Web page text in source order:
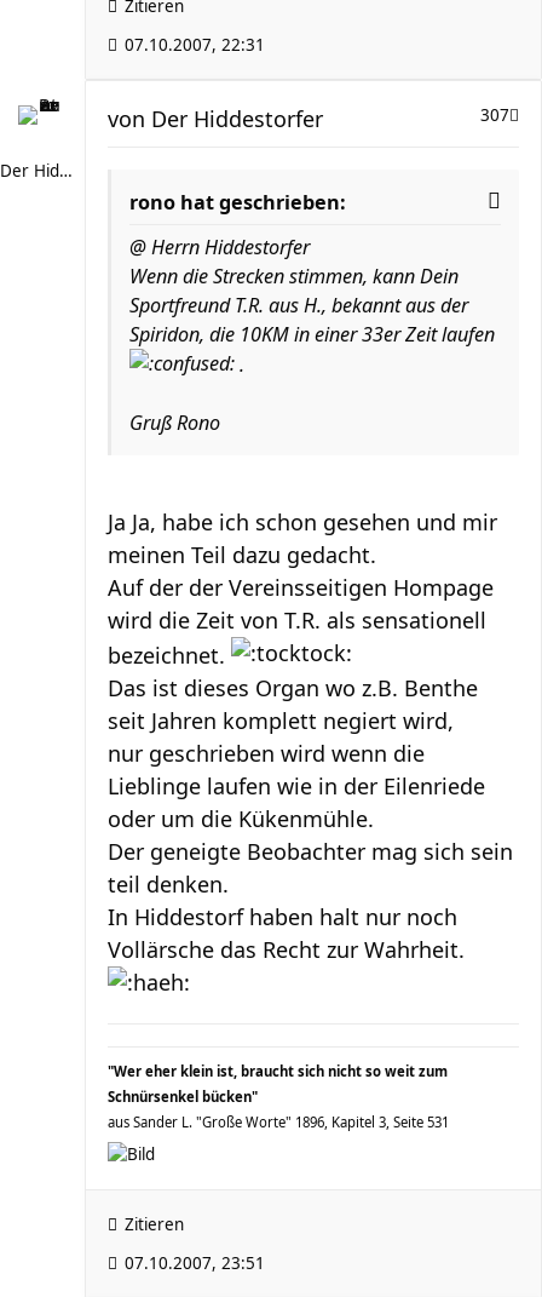
Zitieren
07.10.2007, 22:31
Der Hiddestorfer
307
von Der Hiddestorfer
rono hat geschrieben:
@ Herrn Hiddestorfer
Wenn die Strecken stimmen, kann Dein
Sportfreund T.R. aus H., bekannt aus der
Spiridon, die 10KM in einer 33er Zeit laufen
.
Gruß Rono
Ja Ja, habe ich schon gesehen und mir
meinen Teil dazu gedacht.
Auf der der Vereinsseitigen Hompage
wird die Zeit von T.R. als sensationell
bezeichnet.
Das ist dieses Organ wo z.B. Benthe
seit Jahren komplett negiert wird,
nur geschrieben wird wenn die
Lieblinge laufen wie in der Eilenriede
oder um die Kükenmühle.
Der geneigte Beobachter mag sich sein
teil denken.
In Hiddestorf haben halt nur noch
Vollärsche das Recht zur Wahrheit.
"Wer eher klein ist, braucht sich nicht so weit zum
Schnürsenkel bücken"
aus Sander L. "Große Worte" 1896, Kapitel 3, Seite 531
Zitieren
07.10.2007, 23:51